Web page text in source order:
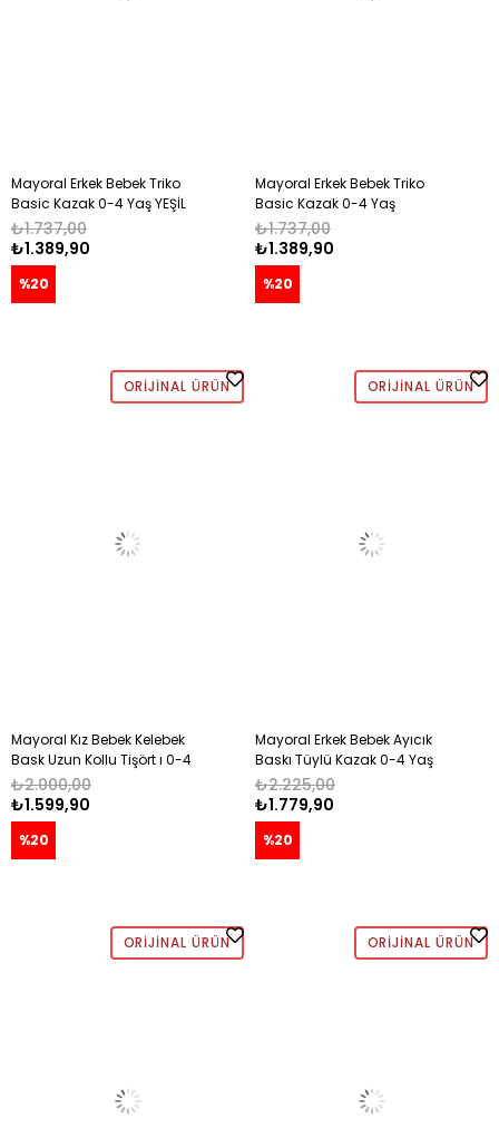
Mayoral Erkek Bebek Triko
Basic Kazak 0-4 Yaş YEŞİL
₺1.389,90
₺1.737,00
%20
Mayoral Erkek Bebek Triko
Basic Kazak 0-4 Yaş
TURUNCU
₺1.389,90
₺1.737,00
%20
ORIJINAL ÜRÜN
Mayoral Kız Bebek Kelebek
Bask Uzun Kollu Tişört ı 0-4
Yaş KAHVE
₺1.599,90
₺2.000,00
%20
ORIJINAL ÜRÜN
Mayoral Erkek Bebek Ayıcık
Baskı Tüylü Kazak 0-4 Yaş
BEJ
₺1.779,90
₺2.225,00
%20
ORIJINAL ÜRÜN ORIJINAL ÜRÜN